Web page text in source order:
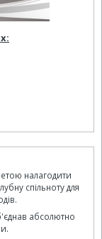
налагодити
спільноту для
абсолютно